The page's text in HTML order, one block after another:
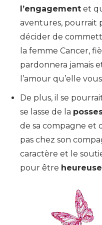
l’engagement et
aventures, pourrait
décider de
la femme Cancer,
pardonnera jamais
l’amour qu’elle
De plus, il se
se lasse de la
de sa compagne et
pas chez son
caractère et le
pour être